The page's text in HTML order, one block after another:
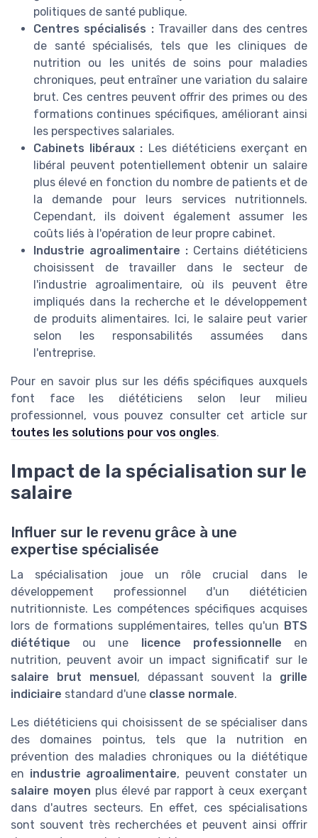
politiques de santé publique.
Centres spécialisés :Travailler dans des centres
de santé spécialisés, tels que les cliniques de
nutrition ou les unités de soins pour maladies
chroniques, peut entraîner une variation du salaire
brut. Ces centres peuvent offrir des primes ou des
formations continues spécifiques, améliorant ainsi
les perspectives salariales.
Cabinets libéraux : Les diététiciens exerçant en
libéral peuvent potentiellement obtenir un salaire
plus élevé en fonction du nombre de patients et de
la demande pour leurs services nutritionnels.
Cependant, ils doivent également assumer les
coûts liés à l'opération de leur propre cabinet.
Industrie agroalimentaire : Certains diététiciens
choisissent de travailler dans le secteur de
l'industrie agroalimentaire, où ils peuvent être
impliqués dans la recherche et le développement
de produits alimentaires. Ici, le salaire peut varier
selon les responsabilités assumées dans
l'entreprise.
Pour en savoir plus sur les défis spécifiques auxquels
font face les diététiciens selon leur milieu
professionnel, vous pouvez consulter cet article sur
toutes les solutions pour vos ongles.
Impact de la spécialisation sur le
salaire
Influer sur le revenu grâce à une
expertise spécialisée
La spécialisation joue un rôle crucial dans le
développement professionnel d'un diététicien
nutritionniste. Les compétences spécifiques acquises
lors de formations supplémentaires, telles qu'un BTS
diététique ou une licence professionnelle en
nutrition, peuvent avoir un impact significatif sur le
salaire brut mensuel, dépassant souvent la grille
indiciaire standard d'une classe normale.
Les diététiciens qui choisissent de se spécialiser dans
des domaines pointus, tels que la nutrition en
prévention des maladies chroniques ou la diététique
en industrie agroalimentaire, peuvent constater un
salaire moyen plus élevé par rapport à ceux exerçant
dans d'autres secteurs. En effet, ces spécialisations
sont souvent très recherchées et peuvent ainsi offrir